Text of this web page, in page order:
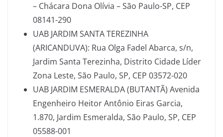
– Chácara Dona Olívia – São Paulo-SP, CEP
08141-290
UAB JARDIM SANTA TEREZINHA
(ARICANDUVA): Rua Olga Fadel Abarca, s/n,
Jardim Santa Terezinha, Distrito Cidade Líder
Zona Leste, São Paulo, SP, CEP 03572-020
UAB JARDIM ESMERALDA (BUTANTÃ) Avenida
Engenheiro Heitor Antônio Eiras Garcia,
1.870, Jardim Esmeralda, São Paulo, SP, CEP
05588-001